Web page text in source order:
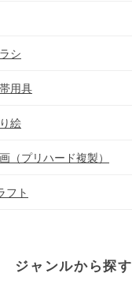
シ
用具
絵
（プリハード複製）
フト
ジャンルから探す